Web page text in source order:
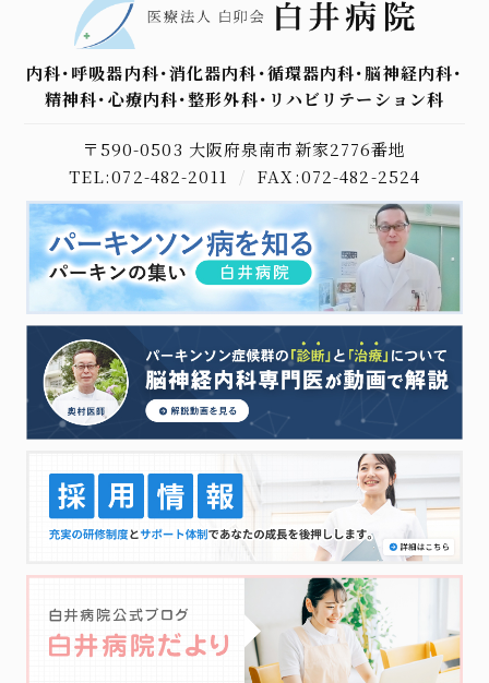
内科･呼吸器内科･消化器内科･循環器内科･脳神経内科･
精神科･心療内科･整形外科･リハビリテーション科
〒590-0503 大阪府泉南市新家2776番地
TEL:072-482-2011
/ FAX:072-482-2524